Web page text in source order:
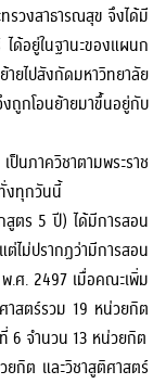
วงสาธารณสุข จึงได้มี
ด้อยู่ในฐานะของแผนก
ยไปสังกัดมหาวิทยาลัย
กโอนย้ายมาขึ้นอยู่กับ
นภาควิชาตามพระราช
งทุกวันนี้
ตร 5 ปี) ได้มีการสอน
ไม่ปรากฏว่ามีการสอน
.ศ. 2497 เมื่อคณะเพิ่ม
สตร์รวม 19 หน่วยกิต
6 จำนวน 13 หน่วยกิต
กิต และวิชาสูติศาสตร์